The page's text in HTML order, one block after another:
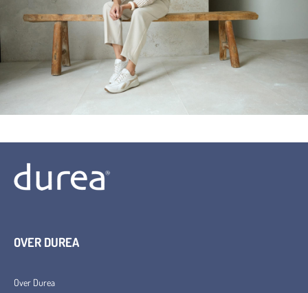
OVER DUREA
Over Durea